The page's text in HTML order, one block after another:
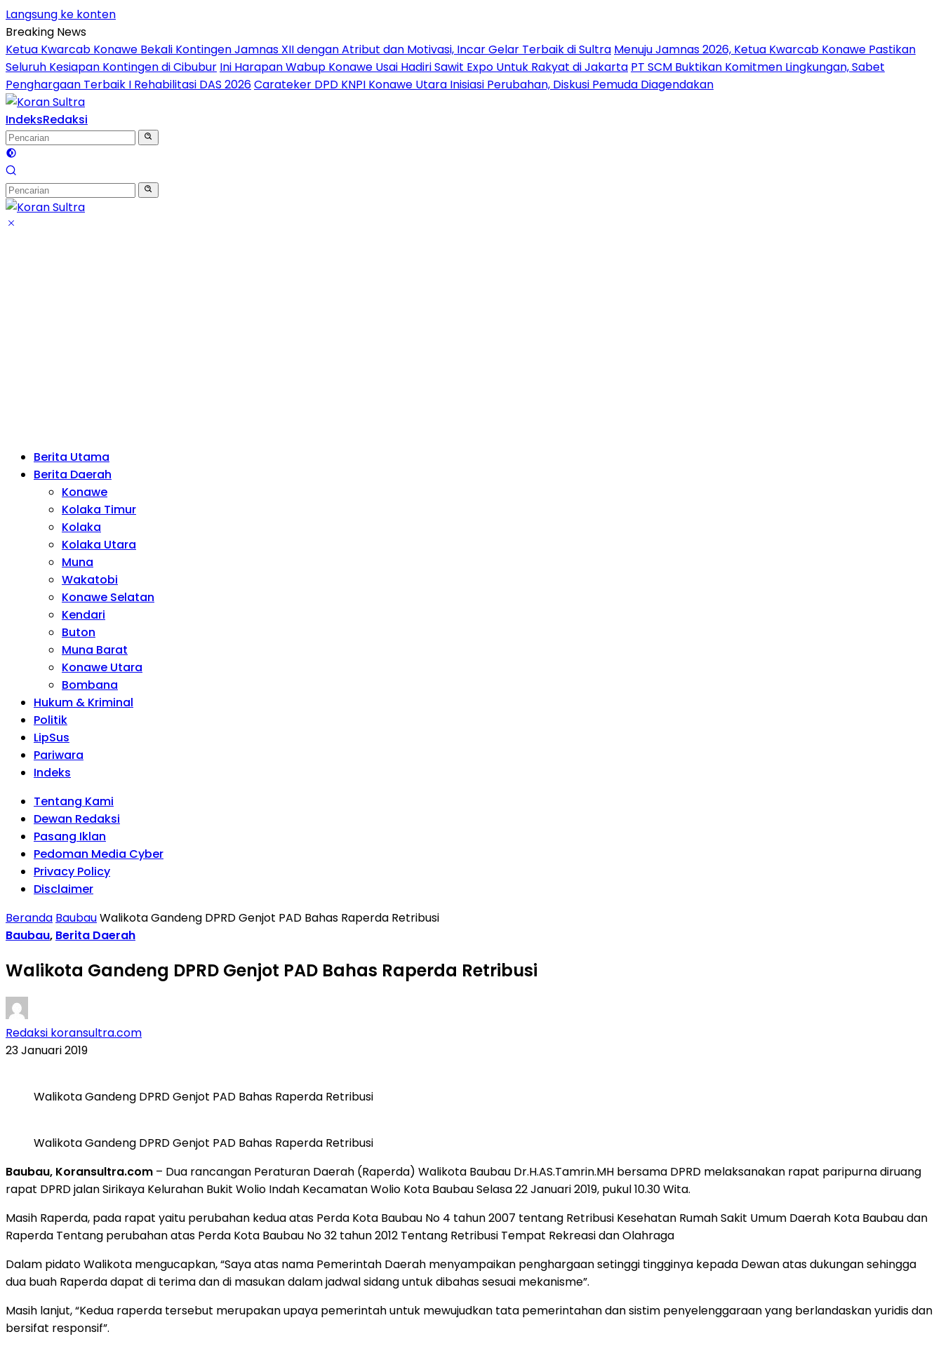
Langsung ke konten
Breaking News
Ketua Kwarcab Konawe Bekali Kontingen Jamnas XII dengan Atribut dan Motivasi, Incar Gelar Terbaik di Sultra Menuju Jamnas 2026, Ketua Kwarcab Konawe Pastikan
Seluruh Kesiapan Kontingen di Cibubur Ini Harapan Wabup Konawe Usai Hadiri Sawit Expo Untuk Rakyat di Jakarta PT SCM Buktikan Komitmen Lingkungan, Sabet
Penghargaan Terbaik I Rehabilitasi DAS 2026Carateker DPD KNPI Konawe Utara Inisiasi Perubahan, Diskusi Pemuda Diagendakan
IndeksRedaksi
Berita Utama
Berita Daerah
Konawe
Kolaka Timur
Kolaka
Kolaka Utara
Muna
Wakatobi
Konawe Selatan
Kendari
Buton
Muna Barat
Konawe Utara
Bombana
Hukum & Kriminal
Politik
LipSus
Pariwara
Indeks
Tentang Kami
Dewan Redaksi
Pasang Iklan
Pedoman Media Cyber
Privacy Policy
Disclaimer
Beranda BaubauWalikota Gandeng DPRD Genjot PAD Bahas Raperda Retribusi
Baubau, Berita Daerah
Walikota Gandeng DPRD Genjot PAD Bahas Raperda Retribusi
Redaksi koransultra.com
23 Januari 2019
Walikota Gandeng DPRD Genjot PAD Bahas Raperda Retribusi
Walikota Gandeng DPRD Genjot PAD Bahas Raperda Retribusi
Baubau, Koransultra.com – Dua rancangan Peraturan Daerah (Raperda) Walikota Baubau Dr.H.AS.Tamrin.MH bersama DPRD melaksanakan rapat paripurna diruang
rapat DPRD jalan Sirikaya Kelurahan Bukit Wolio Indah Kecamatan Wolio Kota Baubau Selasa 22 Januari 2019, pukul 10.30 Wita.
Masih Raperda, pada rapat yaitu perubahan kedua atas Perda Kota Baubau No 4 tahun 2007 tentang Retribusi Kesehatan Rumah Sakit Umum Daerah Kota Baubau dan
Raperda Tentang perubahan atas Perda Kota Baubau No 32 tahun 2012 Tentang Retribusi Tempat Rekreasi dan Olahraga
Dalam pidato Walikota mengucapkan, “Saya atas nama Pemerintah Daerah menyampaikan penghargaan setinggi tingginya kepada Dewan atas dukungan sehingga
dua buah Raperda dapat di terima dan di masukan dalam jadwal sidang untuk dibahas sesuai mekanisme”.
Masih lanjut, “Kedua raperda tersebut merupakan upaya pemerintah untuk mewujudkan tata pemerintahan dan sistim penyelenggaraan yang berlandaskan yuridis dan
bersifat responsif”.